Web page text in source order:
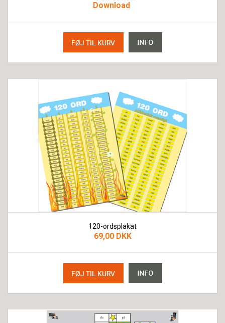
Download
120-ordsplakat
69,00 DKK